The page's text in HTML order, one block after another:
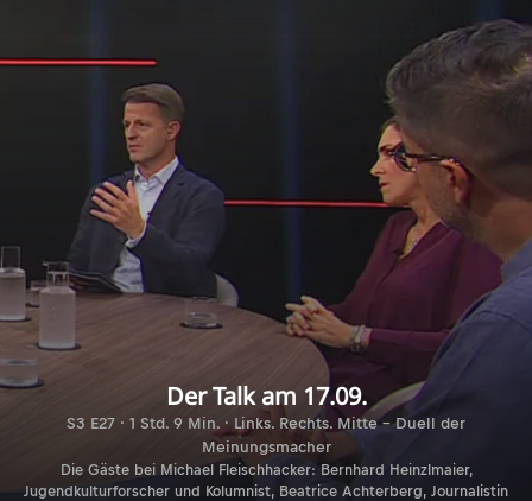
Der Talk am 17.09.
S3 E27 · 1 Std. 9 Min. · Links. Rechts. Mitte - Duell der
Meinungsmacher
Die Gäste bei Michael Fleischhacker: Bernhard Heinzlmaier,
Jugendkulturforscher und Kolumnist, Beatrice Achterberg, Journalistin